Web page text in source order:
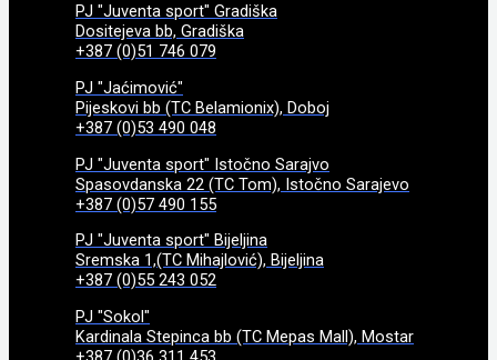
PJ "Juventa sport" Gradiška
Dositejeva bb, Gradiška
+387 (0)51 746 079
PJ "Jaćimović"
Pijeskovi bb (TC Belamionix), Doboj
+387 (0)53 490 048
PJ "Juventa sport" Istočno Sarajvo
Spasovdanska 22 (TC Tom), Istočno Sarajevo
+387 (0)57 490 155
PJ "Juventa sport" Bijeljina
Sremska 1,(TC Mihajlović), Bijeljina
+387 (0)55 243 052
PJ "Sokol"
Kardinala Stepinca bb (TC Mepas Mall), Mostar